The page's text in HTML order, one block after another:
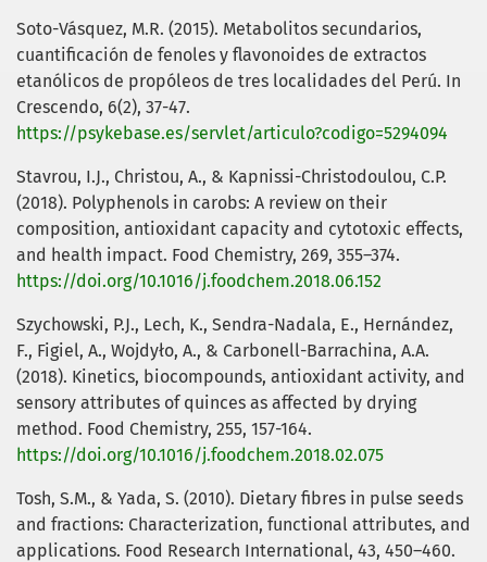
Soto-Vásquez, M.R. (2015). Metabolitos secundarios,
cuantificación de fenoles y flavonoides de extractos
etanólicos de propóleos de tres localidades del Perú. In
Crescendo, 6(2), 37-47.
https://psykebase.es/servlet/articulo?codigo=5294094
Stavrou, I.J., Christou, A., & Kapnissi-Christodoulou, C.P.
(2018). Polyphenols in carobs: A review on their
composition, antioxidant capacity and cytotoxic effects,
and health impact. Food Chemistry, 269, 355–374.
https://doi.org/10.1016/j.foodchem.2018.06.152
Szychowski, P.J., Lech, K., Sendra-Nadala, E., Hernández,
F., Figiel, A., Wojdyło, A., & Carbonell-Barrachina, A.A.
(2018). Kinetics, biocompounds, antioxidant activity, and
sensory attributes of quinces as affected by drying
method. Food Chemistry, 255, 157-164.
https://doi.org/10.1016/j.foodchem.2018.02.075
Tosh, S.M., & Yada, S. (2010). Dietary fibres in pulse seeds
and fractions: Characterization, functional attributes, and
applications. Food Research International, 43, 450–460.